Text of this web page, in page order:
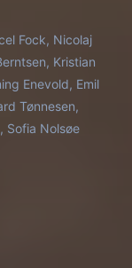
comienzan
que revela
élite de la
Fock, Nicolaj
Kristian
Enevold, Emil
Tønnesen,
Sofia Nolsøe